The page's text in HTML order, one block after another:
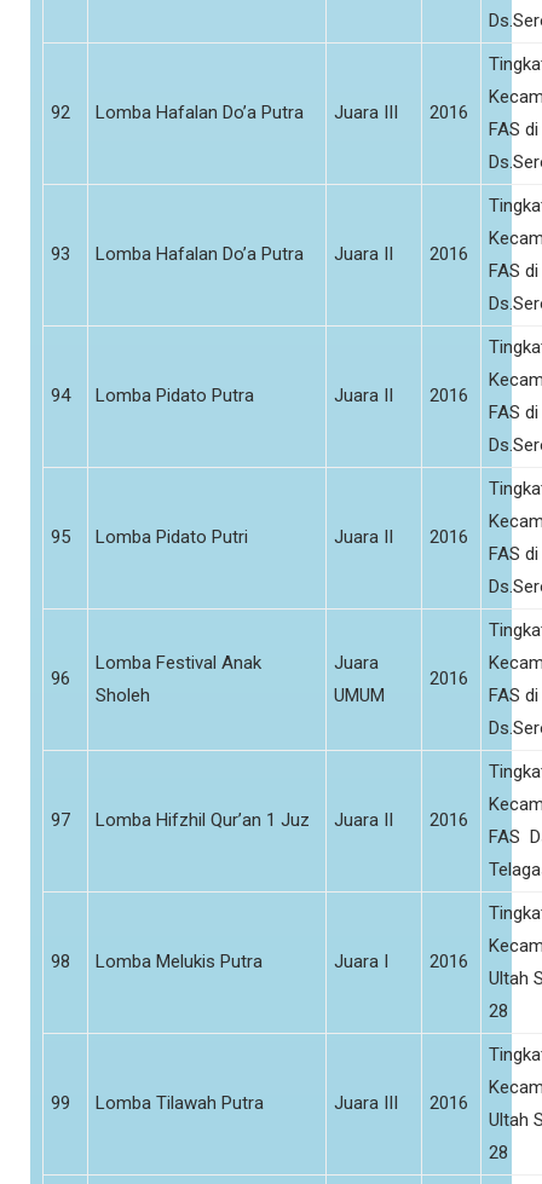
92 Lomba Hafalan Do’a Putra Juara III 2016
FAS di
93 Lomba Hafalan Do’a Putra Juara II 2016
FAS di
94 Lomba Pidato Putra Juara II 2016
FAS di
95 Lomba Pidato Putri Juara II 2016
FAS di
96
Lomba Festival Anak
Sholeh
Juara
UMUM
2016
FAS di
97 Lomba Hifzhil Qur’an 1 Juz Juara II 2016
FAS
98 Lomba Melukis Putra Juara I 2016
Ultah
28
99 Lomba Tilawah Putra Juara III 2016
Ultah
28